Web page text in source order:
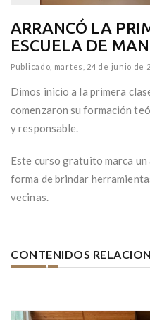
ARRANCÓ LA
ESCUELA DE
Publicado, martes, 24 de junio de
Dimos inicio a la primera
comenzaron su formación
y responsable.
Este curso gratuito marca un
forma de brindar
vecinas.
CONTENIDOS